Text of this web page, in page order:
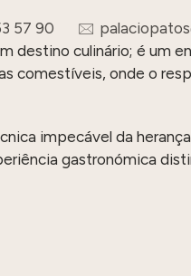
57 90
destino culinário; é um
comestíveis, onde o
impecável da
gastronómica